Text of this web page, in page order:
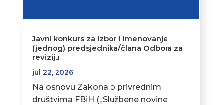
Javni konkurs za izbor i imenovanje
(jednog) predsjednika/člana Odbora za
reviziju
jul 22, 2026
Na osnovu Zakona o privrednim
društvima FBiH („Službene novine